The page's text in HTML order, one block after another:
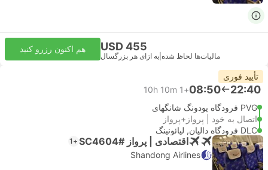
USD 455
مالیات‌ها لحاظ شده به ازای هر بزرگسال
هم اکنون رزرو کنید
تأیید فوری
22:40
08:50
+1
10h 10m
PVG فرودگاه پودونگ شانگهای
اتصال به خود | پرواز+پرواز
DLC فرودگاه دالیان, لیائونینگ
اقتصادی | پرواز #SC4604 +1
Shandong Airlines